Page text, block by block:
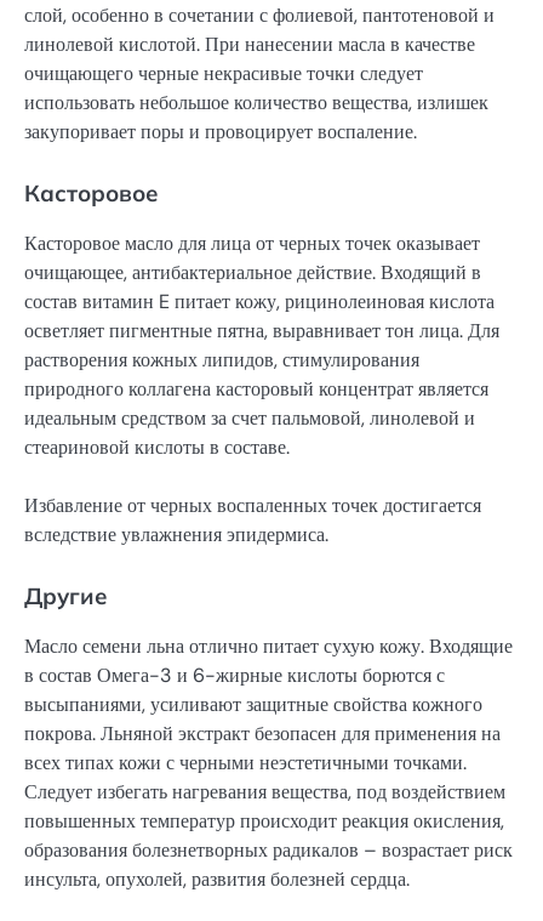
слой, особенно в сочетании с фолиевой, пантотеновой и
линолевой кислотой. При нанесении масла в качестве
очищающего черные некрасивые точки следует
использовать небольшое количество вещества, излишек
закупоривает поры и провоцирует воспаление.
Касторовое
Касторовое масло для лица от черных точек оказывает
очищающее, антибактериальное действие. Входящий в
состав витамин E питает кожу, рицинолеиновая кислота
осветляет пигментные пятна, выравнивает тон лица. Для
растворения кожных липидов, стимулирования
природного коллагена касторовый концентрат является
идеальным средством за счет пальмовой, линолевой и
стеариновой кислоты в составе.
Избавление от черных воспаленных точек достигается
вследствие увлажнения эпидермиса.
Другие
Масло семени льна отлично питает сухую кожу. Входящие
в состав Омега-3 и 6-жирные кислоты борются с
высыпаниями, усиливают защитные свойства кожного
покрова. Льняной экстракт безопасен для применения на
всех типах кожи с черными неэстетичными точками.
Следует избегать нагревания вещества, под воздействием
повышенных температур происходит реакция окисления,
образования болезнетворных радикалов – возрастает риск
инсульта, опухолей, развития болезней сердца.